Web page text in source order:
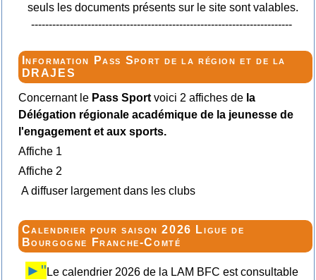
seuls les documents présents sur le site sont valables.
--------------------------------------------------------------------------
Information Pass Sport de la région et de la
DRAJES
Concernant lePass Sportvoici 2 affiches dela
Délégation régionale académique de la jeunesse de
l'engagement et aux sports.
Affiche 1
Affiche 2
A diffuser largement dans les clubs
Calendrier pour saison 2026 Ligue de
Bourgogne Franche-Comté
►" Le calendrier 2026 de la LAM BFC est consultable